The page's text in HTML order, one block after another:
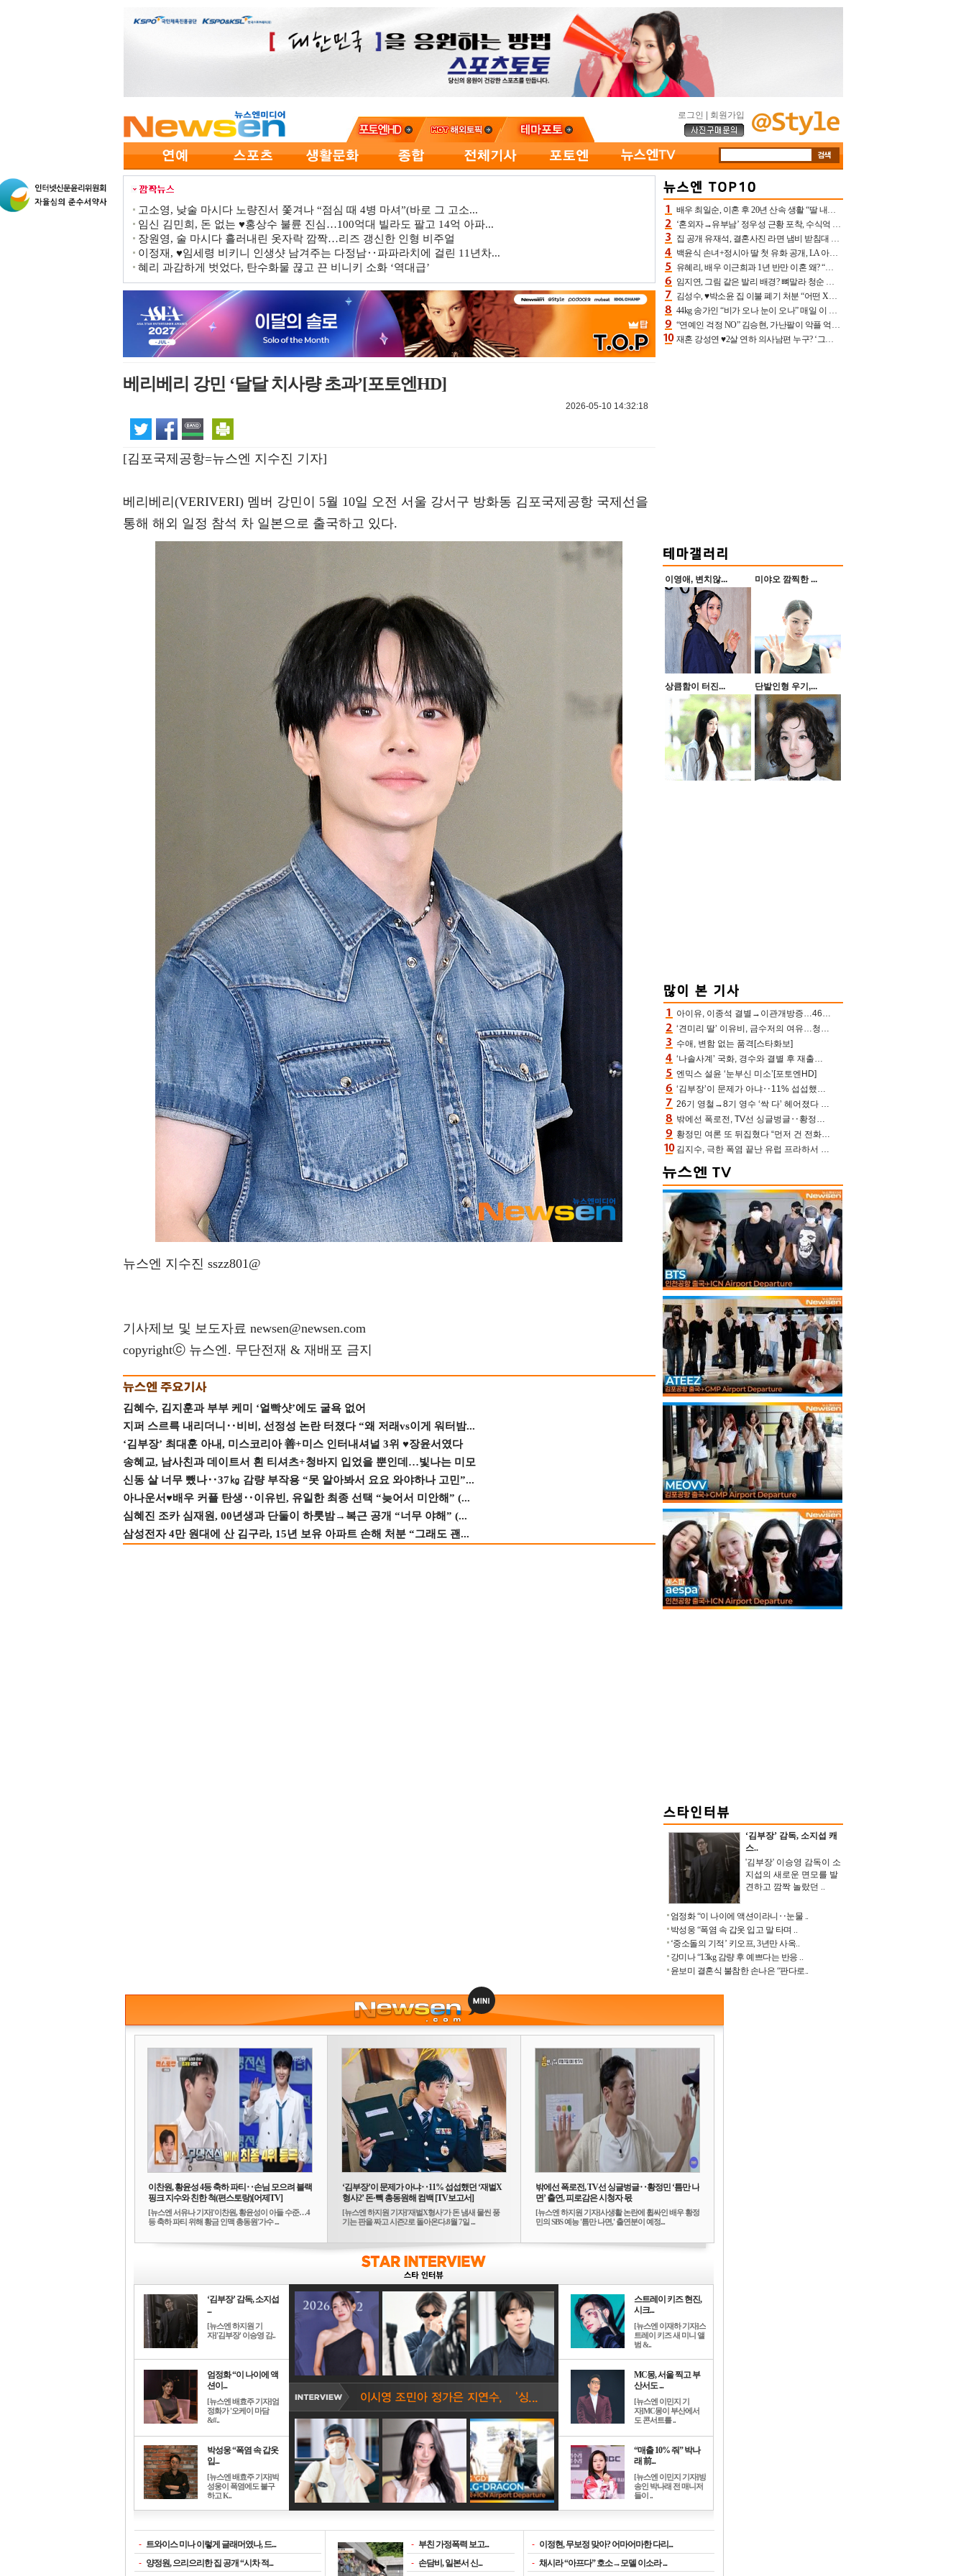
로그인 회원가입
고소영, 낮술 마시다 노량진서 쫓겨나 “점심 때 4병 마셔”(바로 그 고소...
임신 김민희, 돈 없는 ♥홍상수 불륜 진심…100억대 빌라도 팔고 14억 아파...
장원영, 술 마시다 흘러내린 옷자락 깜짝…리즈 갱신한 인형 비주얼
이정재, ♥임세령 비키니 인생샷 남겨주는 다정남‥파파라치에 걸린 11년차...
혜리 과감하게 벗었다, 탄수화물 끊고 끈 비니키 소화 ‘역대급’
베리베리 강민 ‘달달 치사량 초과’[포토엔HD]
2026-05-10 14:32:18
[김포국제공항=뉴스엔 지수진 기자]
베리베리(VERIVERI) 멤버 강민이 5월 10일 오전 서울 강서구 방화동 김포국제공항 국제선을
통해 해외 일정 참석 차 일본으로 출국하고 있다.
뉴스엔 지수진 sszz801@
기사제보 및 보도자료 newsen@newsen.com
copyrightⓒ 뉴스엔. 무단전재 & 재배포 금지
김혜수, 김지훈과 부부 케미 ‘얼빡샷’에도 굴욕 없어
지퍼 스르륵 내리더니‥비비, 선정성 논란 터졌다 “왜 저래vs이게 워터밤...
‘김부장’ 최대훈 아내, 미스코리아 善+미스 인터내셔널 3위 ♥장윤서였다
송혜교, 남사친과 데이트서 흰 티셔츠+청바지 입었을 뿐인데…빛나는 미모
신동 살 너무 뺐나‥37㎏ 감량 부작용 “못 알아봐서 요요 와야하나 고민”...
아나운서♥배우 커플 탄생‥이유빈, 유일한 최종 선택 “늦어서 미안해” (...
심혜진 조카 심재원, 00년생과 단둘이 하룻밤→복근 공개 “너무 야해” (...
삼성전자 4만 원대에 산 김구라, 15년 보유 아파트 손해 처분 “그래도 괜...
배우 최일순, 이혼 후 20년 산속 생활 “딸 내가 버렸다고 원망‥맘 아파”(특종)[어제TV]
‘혼외자→유부남’ 정우성 근황 포착, 수식억 해킹 피해 후배 만났다 “존경하는”
집 공개 유재석, 결혼사진 라면 냄비 받침대 되고 분노‥가족사진도 피해(놀뭐)[어제TV]
백윤식 손녀+정시아 딸 첫 유화 공개, LA 아트쇼→서울국제조각페스타 작가다운 수준급 실력
유혜리, 배우 이근희과 1년 반만 이혼 왜? “식칼 꽂고 의자 던져” 충격 폭로(특종)[어제TV]
임지연, 그림 같은 발리 배경? 뼈말라 청순 비키니 핏에 상대 안 되네
김성수, ♥박소윤 집 이불 폐기 처분 “어떤 X이랑 썼을지 몰라” 질투(신랑수업2)[어제TV]
44kg 송가인 “비가 오나 눈이 오나” 매일 이 운동, 허벅지 근육량 상승+체지방 감소
“연예인 걱정 NO” 김승현, 가난팔이 악플 억울할만‥아내+딸과 日 여행
재혼 강성연 ♥2살 연하 의사남편 누구? ‘그알’ 자문의에 훈남 비주얼 초엘리트 스펙 [종합]
이영애, 변치않... 미야오 깜찍한 ...
상큼함이 터진... 단발인형 우기,...
아이유, 이종석 결별→이관개방증…46장 꽉 채운 유애나 ♥ “열심히 사는 중”
‘견미리 딸’ 이유비, 금수저의 여유…청순 미모에 반전 슬림 라인
수애, 변함 없는 품격[스타화보]
‘나솔사계’ 국화, 경수와 결별 후 재출연…첫인상 3표 몰표
엔믹스 설윤 ‘눈부신 미소’[포토엔HD]
‘김부장’이 문제가 아냐‥11% 섭섭했던 ‘재벌X형사2’ 돈·빽 총동원해 컴백 [TV보고서]
26기 영철→8기 영수 ‘싹 다’ 헤어졌다 ‘나솔사계’ 충격의 현커 0쌍 (촌장TV)
밖에선 폭로전, TV선 싱글벙글‥황정민 ‘틈만 나면’ 출연, 피로감은 시청자 몫
황정민 여론 또 뒤집혔다 “먼저 건 전화 62통, 그만 연락해” vs 女팬 “녹취 다 올려” 진흙탕 싸움
김지수, 극한 폭염 끝난 유럽 프라하서 쾌적한 여름나기 “선풍기만으로 지내”
‘김부장’ 감독, 소지섭 캐
스..
'김부장' 이승영 감독이 소
지섭의 새로운 면모를 발
견하고 깜짝 놀랐던 ..
엄정화 “이 나이에 액션이라니‥눈물 ..
박성웅 “폭염 속 갑옷 입고 말 타며 ..
‘중소돌의 기적’ 키오프, 3년만 사옥..
강미나 “13kg 감량 후 예쁘다는 반응 ..
윤보미 결혼식 불참한 손나은 “판다로..
이찬원, 황윤성 4등 축하 파티‥손님 모으려 블랙
핑크 지수와 친한 척(편스토랑)[어제TV]
[뉴스엔 서유나 기자]'이찬원, 황윤성이 아들 수준…4
등 축하 파티 위해 황금 인맥 총동원'가수 ...
‘김부장’이 문제가 아냐‥11% 섭섭했던 ‘재벌X
형사2’ 돈·빽 총동원해 컴백 [TV보고서]
[뉴스엔 하지원 기자]'재벌X형사'가 돈 냄새 물씬 풍
기는 판을 짜고 시즌2로 돌아온다.8월 7일 ...
밖에선 폭로전, TV선 싱글벙글‥황정민 ‘틈만 나
면’ 출연, 피로감은 시청자 몫
[뉴스엔 하지원 기자]사생활 논란에 휩싸인 배우 황정
민의 SBS 예능 '틈만 나면,' 출연분이 예정...
‘김부장’ 감독, 소지섭
...
[뉴스엔 하지원 기
자]'김부장' 이승영 감..
엄정화 “이 나이에 액
션이...
[뉴스엔 배효주 기자]엄
정화가 '오케이 마담
&#..
박성웅 “폭염 속 갑옷
입...
[뉴스엔 배효주 기자]박
성웅이 폭염에도 불구
하고 K..
스트레이 키즈 현진,
시크...
[뉴스엔 이재하 기자]스
트레이 키즈 새 미니 앨
범 &..
MC몽, 서울 찍고 부
산서도 ...
[뉴스엔 이민지 기
자]MC몽이 부산에서
도 콘서트를 ..
“매출 10% 줘” 박나
래 前...
[뉴스엔 이민지 기자]방
송인 박나래 전 매니저
들이 ..
- 트와이스 미나 이렇게 글래머였나, 드...
- 양정원, 으리으리한 집 공개 “시차 적...
- 부친 가정폭력 보고...
- 손담비, 일본서 신...
- 이정현, 무보정 맞아? 어마어마한 다리...
- 채시라 “아프다” 호소→모델 이소라 ...